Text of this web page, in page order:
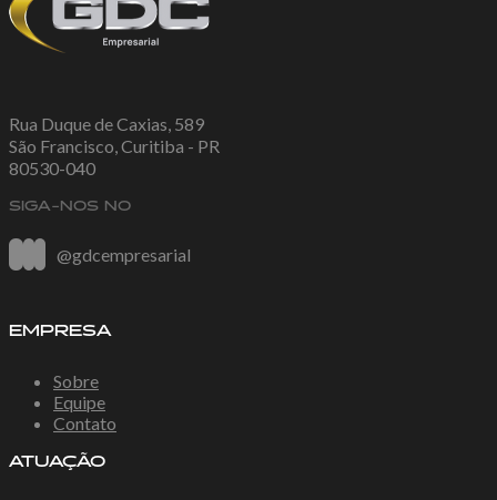
Rua Duque de Caxias, 589
São Francisco, Curitiba - PR
80530-040
SIGA-NOS NO
@gdcempresarial
EMPRESA
Sobre
Equipe
Contato
ATUAÇÃO